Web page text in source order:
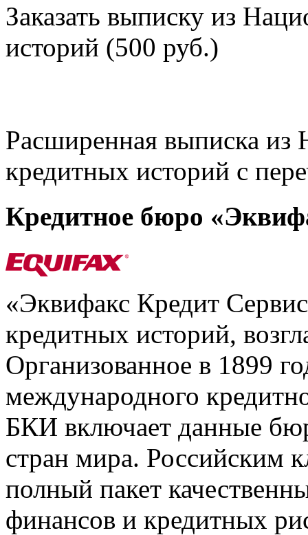
Заказать выписку из
историй (500 руб.)
Расширенная выписка из
кредитных историй с
Кредитное бюро
«Эквифакс Кредит
кредитных историй,
Организованное в 1899
международного
БКИ включает данные
стран мира. Российским
полный пакет
финансов и кредитных